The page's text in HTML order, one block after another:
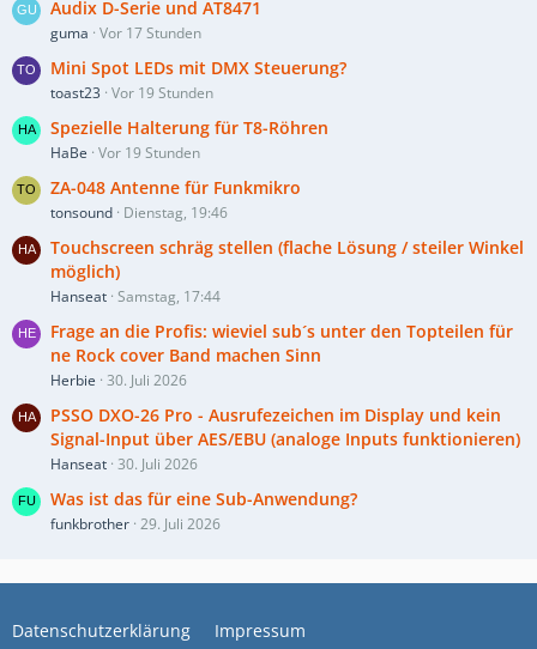
Audix D-Serie und AT8471
guma Vor 17 Stunden
Mini Spot LEDs mit DMX Steuerung?
toast23 Vor 19 Stunden
Spezielle Halterung für T8-Röhren
HaBe Vor 19 Stunden
ZA-048 Antenne für Funkmikro
tonsound Dienstag, 19:46
Touchscreen schräg stellen (flache Lösung / steiler Winkel
möglich)
Hanseat Samstag, 17:44
Frage an die Profis: wieviel sub´s unter den Topteilen für
ne Rock cover Band machen Sinn
Herbie 30. Juli 2026
PSSO DXO-26 Pro - Ausrufezeichen im Display und kein
Signal-Input über AES/EBU (analoge Inputs funktionieren)
Hanseat 30. Juli 2026
Was ist das für eine Sub-Anwendung?
funkbrother 29. Juli 2026
Datenschutzerklärung Impressum